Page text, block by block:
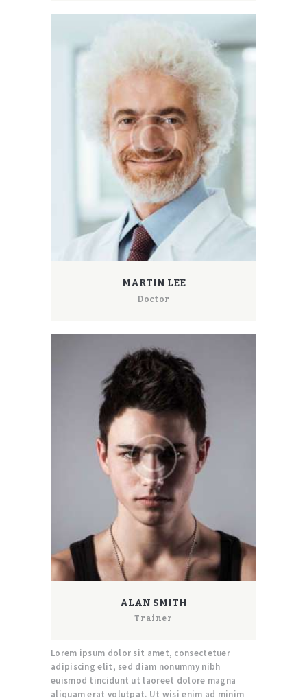
MARTIN LEE
Doctor
ALAN SMITH
Trainer
Lorem ipsum dolor sit amet, consectetuer
adipiscing elit, sed diam nonummy nibh
euismod tincidunt ut laoreet dolore magna
aliquam erat volutpat. Ut wisi enim ad minim